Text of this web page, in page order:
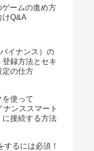
ゲームの進め方
けQ&A
イナンス）の
登録方法とセキ
定の仕方
を使って
ナンススマート
に接続する方法
するには必須！